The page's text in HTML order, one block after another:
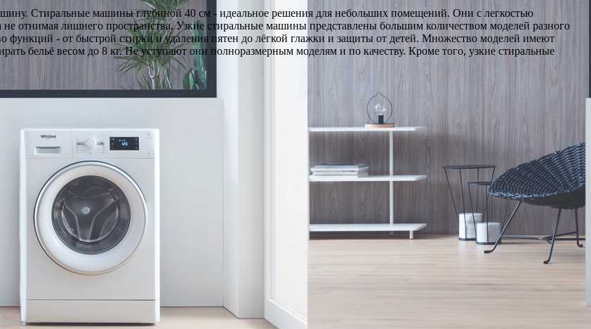
Стиральные машины глубиной 40 см - идеальное решения для небольших помещений. Они с легкостью
отнимая лишнего пространства. Узкие стиральные машины представлены большим количеством моделей разного
функций - от быстрой стирки и удаления пятен до лёгкой глажки и защиты от детей. Множество моделей имеют
бельё весом до 8 кг. Не уступают они полноразмерным моделям и по качеству. Кроме того, узкие стиральные